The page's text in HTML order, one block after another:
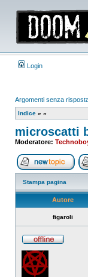
Login
Argomenti senza
Indice » »
microscatti
Moderatore:
Apri
Stampa pagina
Autore
figaroli